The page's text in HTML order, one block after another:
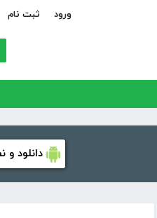
ورود ثبت نام
دانلود و